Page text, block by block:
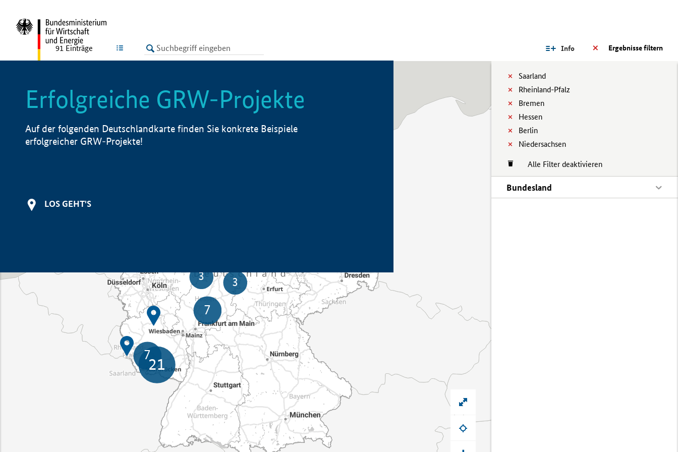
LISTE Ergebnisse filtern
Info
Saarland
Rheinland-Pfalz
Bremen
Hessen
Berlin
Niedersachsen
Alle Filter deaktivieren
Bundesland
91 Einträge
Erfolgreiche GRW-Projekte
Auf der folgenden Deutschlandkarte finden Sie konkrete Beispiele
erfolgreicher GRW-Projekte!
LOS GEHT'S